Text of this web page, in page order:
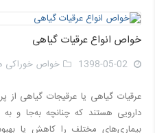
خواص انواع عرقیات گیاهی
خواص خوراکی
عرقیات گیاهی یا عرقیجات گیاهی
دارویی هستند که چنانچه به‌جا و
بیماری‌های مختلف را کاهش یا